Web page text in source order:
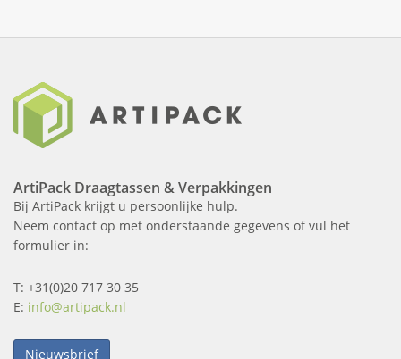
ArtiPack Draagtassen & Verpakkingen
Bij ArtiPack krijgt u persoonlijke hulp.
Neem contact op met onderstaande gegevens of vul het
formulier in:
T: +31(0)20 717 30 35
E: info@artipack.nl
Nieuwsbrief